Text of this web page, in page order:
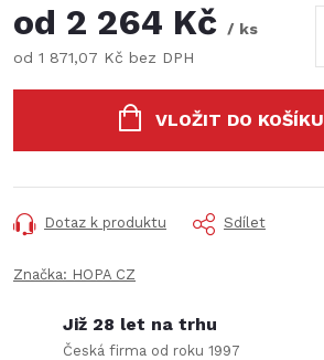
od 2 264 Kč
/ ks
od 1 871,07 Kč bez DPH
VLOŽIT DO KOŠÍKU
Dotaz k produktu Sdílet
Značka: HOPA CZ
Již 28 let na trhu
Česká firma od roku 1997